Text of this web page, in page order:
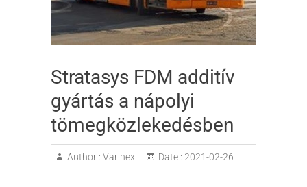
Stratasys FDM additív
gyártás a nápolyi
tömegközlekedésben
Author : Varinex Date : 2021-02-26